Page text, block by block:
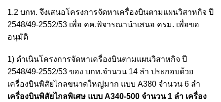
1.2 บกท. จึงเสนอโครงการจัดหาเครื่องบินตามแผนวิสาหกิจ ปี
2548/49-2552/53 เพื่อ คค.พิจารณานำเสนอ ครม. เพื่อขอ
อนุมัติ
1) ดำเนินโครงการจัดหาเครื่องบินตามแผนวิสาหกิจ ปี
2548/49-2552/53 ของ บกท.จำนวน 14 ลำ ประกอบด้วย
เครื่องบินพิสัยไกลขนาดใหญ่มาก แบบ A380 จำนวน 6 ลำ
เครื่องบินพิสัยไกลพิเศษ แบบ A340-500 จำนวน 1 ลำ เครื่อง